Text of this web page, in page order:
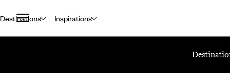
Destinations Inspirations